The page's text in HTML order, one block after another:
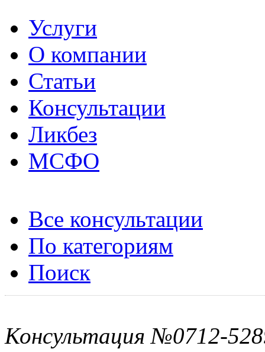
Услуги
О компании
Статьи
Консультации
Ликбез
МСФО
Все консультации
По категориям
Поиск
Консультация №0712-